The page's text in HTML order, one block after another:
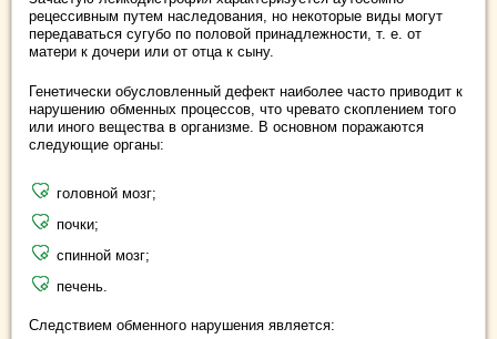
рецессивным путем наследования, но некоторые виды могут
передаваться сугубо по половой принадлежности, т. е. от
матери к дочери или от отца к сыну.
Генетически обусловленный дефект наиболее часто приводит к
нарушению обменных процессов, что чревато скоплением того
или иного вещества в организме. В основном поражаются
следующие органы:
головной мозг;
почки;
спинной мозг;
печень.
Следствием обменного нарушения является: